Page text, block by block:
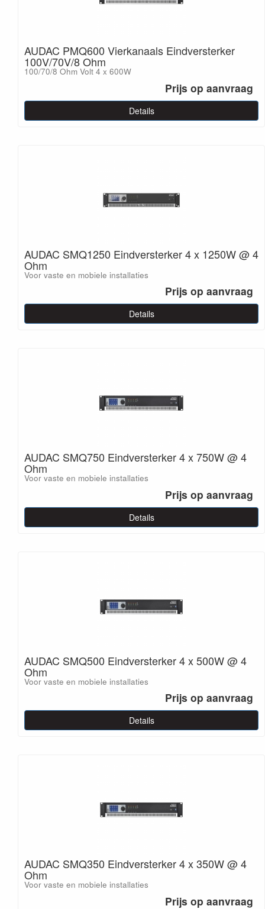
AUDAC PMQ600 Vierkanaals Eindversterker
100V/70V/8 Ohm
100/70/8 Ohm Volt 4 x 600W
Prijs op aanvraag
Details
AUDAC SMQ1250 Eindversterker 4 x 1250W @ 4
Ohm
Voor vaste en mobiele installaties
Prijs op aanvraag
Details
AUDAC SMQ750 Eindversterker 4 x 750W @ 4
Ohm
Voor vaste en mobiele installaties
Prijs op aanvraag
Details
AUDAC SMQ500 Eindversterker 4 x 500W @ 4
Ohm
Voor vaste en mobiele installaties
Prijs op aanvraag
Details
AUDAC SMQ350 Eindversterker 4 x 350W @ 4
Ohm
Voor vaste en mobiele installaties
Prijs op aanvraag